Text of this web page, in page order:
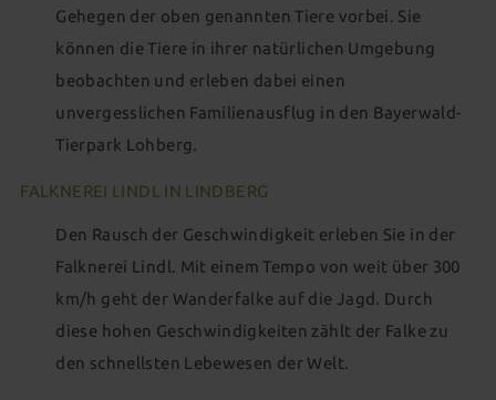
Gehegen der oben genannten Tiere vorbei. Sie
können die Tiere in ihrer natürlichen Umgebung
beobachten und erleben dabei einen
unvergesslichen Familienausflug in den Bayerwald-
Tierpark Lohberg.
FALKNEREI LINDL IN LINDBERG
Den Rausch der Geschwindigkeit erleben Sie in der
Falknerei Lindl. Mit einem Tempo von weit über 300
km/h geht der Wanderfalke auf die Jagd. Durch
diese hohen Geschwindigkeiten zählt der Falke zu
den schnellsten Lebewesen der Welt.